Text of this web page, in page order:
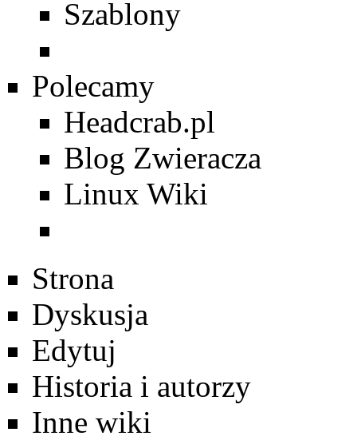
Szablony
Polecamy
Headcrab.pl
Blog Zwieracza
Linux Wiki
Strona
Dyskusja
Edytuj
Historia i autorzy
Inne wiki